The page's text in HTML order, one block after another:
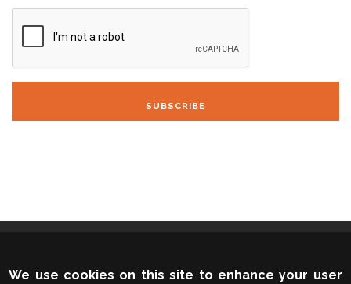
SUBSCRIBE
We use cookies on this site to enhance your user